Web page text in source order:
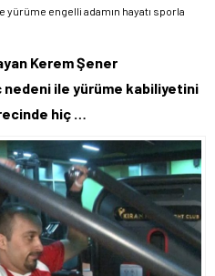
yürüme engelli adamın hayatı sporla
Kerem Şener
ile yürüme kabiliyetini
hiç …